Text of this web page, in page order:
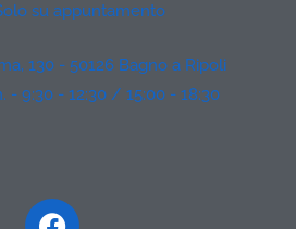
su appuntamento
130 - 50126 Bagno a Ripoli
- 9:30 - 12:30 / 15:00 - 18:30
Facebook